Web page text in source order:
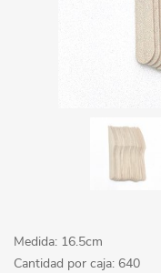
Medida: 16.5cm
Cantidad por caja: 640